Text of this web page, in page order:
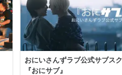
おにいさんずラブ公式サブスク
『おにサブ』